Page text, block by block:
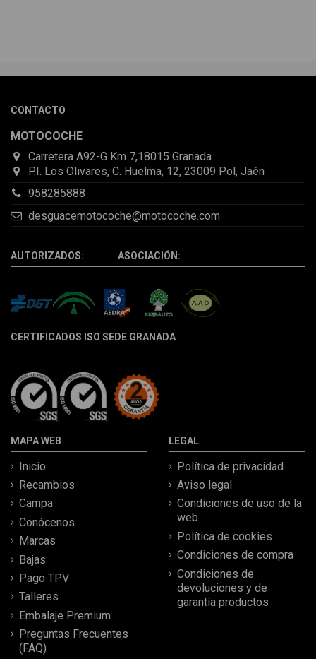
CONTACTO
MOTOCOCHE
Carretera A92-G Km 7,18015 Granada
P.I. Los Olivares, C. Huelma, 12, 23009 Pol, Jaén
958285888
desguacemotocoche@motocoche.com
AUTORIZADOS: ASOCIACIÓN:
CERTIFICADOS ISO SEDE GRANADA
MAPA WEB
Inicio
Recambios
Campa
Conócenos
Marcas
Bajas
Pago TPV
Talleres
Embalaje Premium
Preguntas Frecuentes
(FAQ)
LEGAL
Política de privacidad
Aviso legal
Condiciones de uso de la
web
Política de cookies
Condiciones de compra
Condiciones de
devoluciones y de
garantía productos